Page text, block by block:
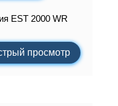
EST 2000 WR
просмотр